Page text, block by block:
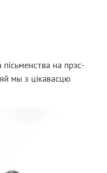
на прэс­-
мы з цікавасцю